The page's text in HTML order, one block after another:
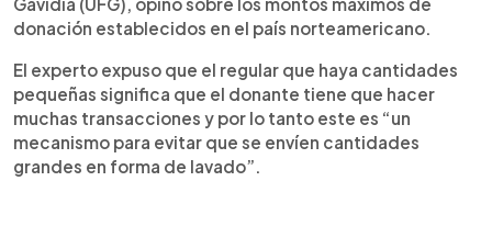
Gavidia (UFG), opinó sobre los montos máximos de
donación establecidos en el país norteamericano.
El experto expuso que el regular que haya cantidades
pequeñas significa que el donante tiene que hacer
muchas transacciones y por lo tanto este es “un
mecanismo para evitar que se envíen cantidades
grandes en forma de lavado”.